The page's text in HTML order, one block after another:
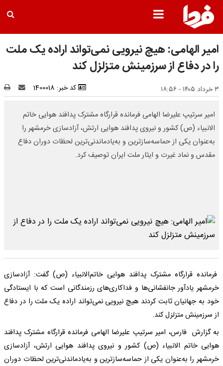
امیر الهامی: هیچ نیرویی نمی‌تواند اراده یک ملت
را در دفاع از سرزمینش متزلزل کند
۳ خرداد ۱۴۰۵ - ۱۸:۵۶ کد خبر: 1400018
امیر سرتیپ علیرضا الهامی فرمانده قرارگاه مشترک پدافند هوایی خاتم
الانبیاء (ص) کشور و نیروی پدافند هوایی ارتش، آزادسازی خرمشهر را
به‌عنوان یکی از حماسه‌سازترین و به‌یادماندنی‌ترین لحظات دوران دفاع
مقدس و نماد غیرت و ایثار ملت ایران توصیف کرد.
فرمانده قرارگاه مشترک پدافند هوایی خاتم‌الانبیاء (ص) گفت: آزادسازی
خرمشهر یادآور جانفشانی‌ها و فداکاری‌های رزمندگانی است که با ایستادگی
خود به جهانیان ثابت کردند هیچ نیرویی نمی‌تواند اراده یک ملت را در دفاع
از سرزمینش متزلزل کند.
به گزارش فارس، امیر سرتیپ علیرضا الهامی فرمانده قرارگاه مشترک پدافند
هوایی خاتم الانبیاء (ص) کشور و نیروی پدافند هوایی ارتش، آزادسازی
خرمشهر را به‌عنوان یکی از حماسه‌سازترین و به‌یادماندنی‌ترین لحظات دوران